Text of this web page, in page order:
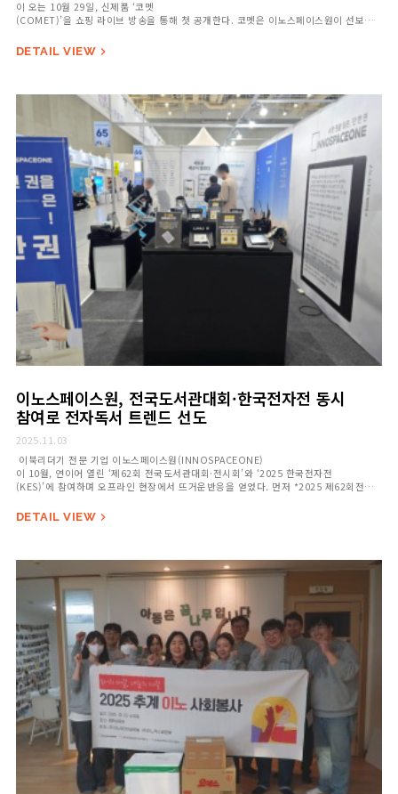
이 오는 10월 29일, 신제품 ‘코멧
(COMET)’을 쇼핑 라이브 방송을 통해 첫 공개한다. 코멧은 이노스페이스원이 선보이
형 이북리더기로, 한 손에 쏙 들어오는 5.84인치 소형 모델이다. 이…
DETAIL VIEW 
이노스페이스원, 전국도서관대회·한국전자전 동시
참여로 전자독서 트렌드 선도
2025.11.03
이북리더기 전문 기업 이노스페이스원(INNOSPACEONE)
이 10월, 연이어 열린 ‘제62회 전국도서관대회·전시회’와 ‘2025 한국전자전
(KES)’에 참여하며 오프라인 현장에서 뜨거운반응을 얻었다. 먼저 *2025 제62회전국
까지 수원컨벤션센터에서 개최됐다.‘지식을&nbs…
DETAIL VIEW 